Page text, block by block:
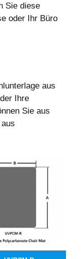
Sie diese
oder Ihr Büro
aus
Ihre
Sie aus